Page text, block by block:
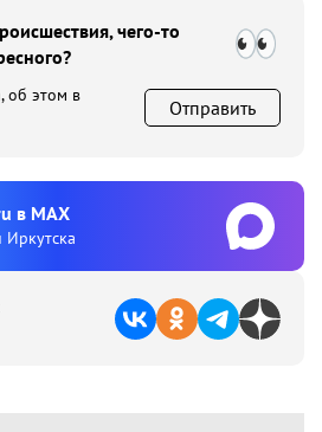
чего-то
об этом в
Отправить
в MAX
Иркутска